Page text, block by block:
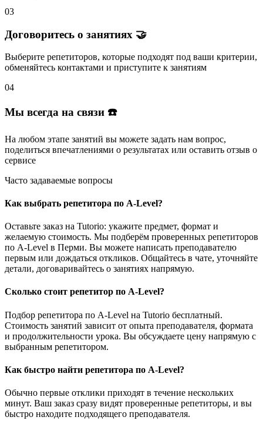
03
Договоритесь о занятиях 🤝
Выберите репетиторов, которые подходят под ваши критерии,
обменяйтесь контактами и приступите к занятиям
04
Мы всегда на связи ☎️
На любом этапе занятий вы можете задать нам вопрос,
поделиться впечатлениями о результатах или оставить отзыв о
сервисе
Часто задаваемые вопросы
Как выбрать репетитора по A-Level?
Оставьте заказ на Tutorio: укажите предмет, формат и
желаемую стоимость. Мы подберём проверенных репетиторов
по A-Level в Перми. Вы можете написать преподавателю
первым или дождаться откликов. Общайтесь в чате, уточняйте
детали, договаривайтесь о занятиях напрямую.
Сколько стоит репетитор по A-Level?
Подбор репетитора по A-Level на Tutorio бесплатный.
Стоимость занятий зависит от опыта преподавателя, формата
и продолжительности урока. Вы обсуждаете цену напрямую с
выбранным репетитором.
Как быстро найти репетитора по A-Level?
Обычно первые отклики приходят в течение нескольких
минут. Ваш заказ сразу видят проверенные репетиторы, и вы
быстро находите подходящего преподавателя.